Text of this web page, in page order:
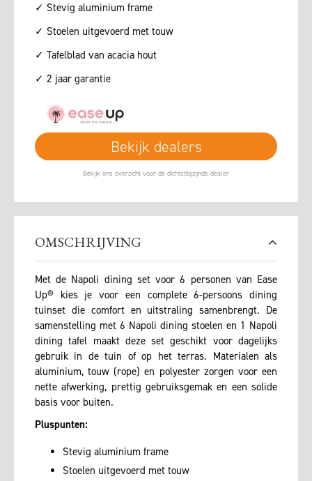
✓ Stevig aluminium frame
✓ Stoelen uitgevoerd met touw
✓ Tafelblad van acacia hout
✓ 2 jaar garantie
Bekijk dealers
OMSCHRIJVING
Met de Napoli dining set voor 6 personen van Ease
Up® kies je voor een complete 6-persoons dining
tuinset die comfort en uitstraling samenbrengt. De
samenstelling met 6 Napoli dining stoelen en 1 Napoli
dining tafel maakt deze set geschikt voor dagelijks
gebruik in de tuin of op het terras. Materialen als
aluminium, touw (rope) en polyester zorgen voor een
nette afwerking, prettig gebruiksgemak en een solide
basis voor buiten.
Pluspunten:
Stevig aluminium frame
Stoelen uitgevoerd met touw